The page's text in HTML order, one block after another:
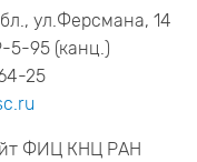
ул.Ферсмана, 14
5-95 (канц.)
25
ФИЦ КНЦ РАН